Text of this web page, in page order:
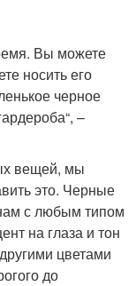
Вы можете
носить его
черное
–
вещей, мы
это. Черные
с любым типом
на глаза и тон
цветами
до